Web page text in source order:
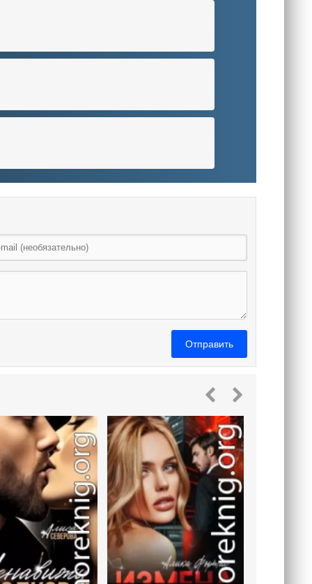
Отправить